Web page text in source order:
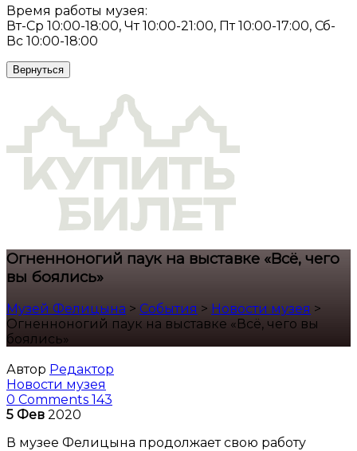
Время работы музея:
Вт-Ср 10:00-18:00, Чт 10:00-21:00, Пт 10:00-17:00, Сб-
Вс 10:00-18:00
Вернуться
Огненноногий паук на выставке «Всё, чего
вы боялись»
Музей Фелицына > События > Новости музея >
Огненноногий паук на выставке «Всё, чего вы
боялись»
Автор Редактор
Новости музея
0 Comments 143
5 Фев 2020
В музее Фелицына продолжает свою работу